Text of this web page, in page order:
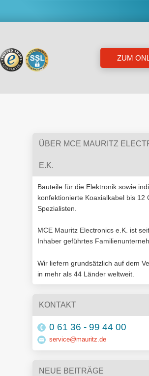
ZUM
ÜBER MCE MAURITZ
E.K.
Bauteile für die Elektronik sowie
konfektionierte Koaxialkabel bis 12
Spezialisten.
MCE Mauritz Electronics e.K. ist
Inhaber geführtes
Wir liefern grundsätzlich auf dem
in mehr als 44 Länder weltweit.
KONTAKT
0 61 36 - 99 44 00
service@mauritz.de
NEUE BEITRÄGE